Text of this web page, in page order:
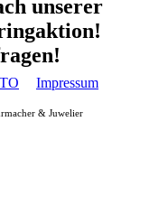
unserer
Impressum
& Juwelier